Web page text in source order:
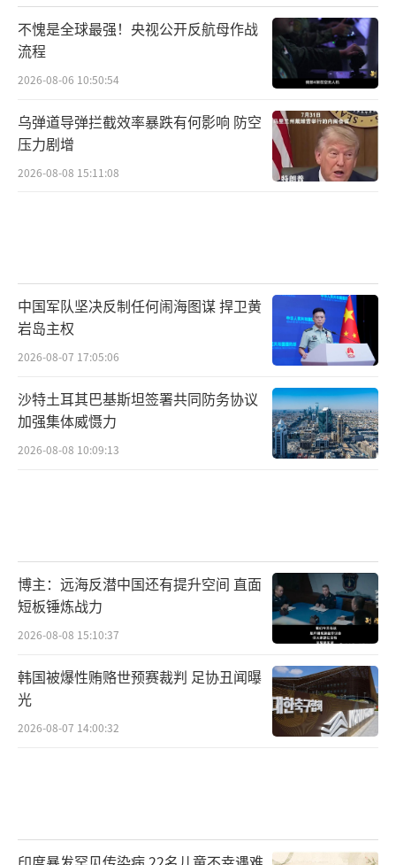
不愧是全球最强！央视公开反航母作战
流程
2026-08-06 10:50:54
乌弹道导弹拦截效率暴跌有何影响 防空
压力剧增
2026-08-08 15:11:08
中国军队坚决反制任何闹海图谋 捍卫黄
岩岛主权
2026-08-07 17:05:06
沙特土耳其巴基斯坦签署共同防务协议
加强集体威慑力
2026-08-08 10:09:13
博主：远海反潜中国还有提升空间 直面
短板锤炼战力
2026-08-08 15:10:37
韩国被爆性贿赂世预赛裁判 足协丑闻曝
光
2026-08-07 14:00:32